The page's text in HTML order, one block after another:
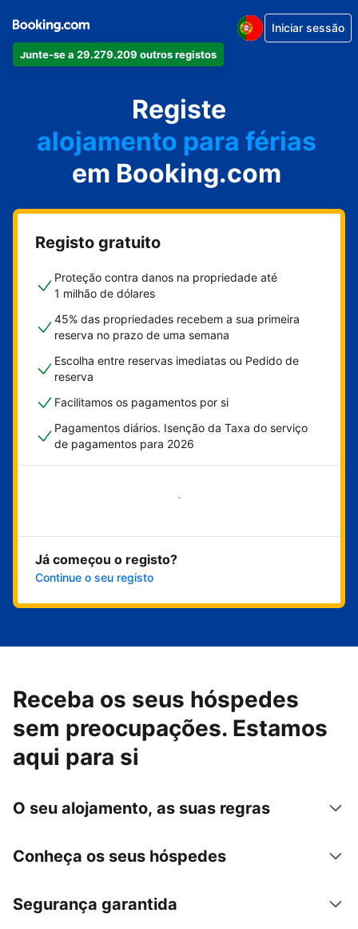
Junte-se a 29.279.209 outros registos
Iniciar sessão
Registe
o seu apartamento
o seu hotel
alojamento para férias
a sua villa
o seu hostel
em Booking.com
Registo gratuito
Proteção contra danos na propriedade até
1 milhão de dólares
45% das propriedades recebem a sua primeira
reserva no prazo de uma semana
Escolha entre reservas imediatas ou Pedido de
reserva
Facilitamos os pagamentos por si
Pagamentos diários. Isenção da Taxa do serviço
de pagamentos para 2026
Comece já
Já começou o registo?
Continue o seu registo
Receba os seus hóspedes
sem preocupações. Estamos
aqui para si
O seu alojamento, as suas regras
Conheça os seus hóspedes
Segurança garantida